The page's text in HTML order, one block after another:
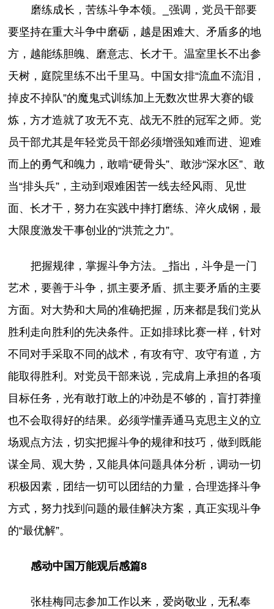
磨练成长，苦练斗争本领。_强调，党员干部要
要坚持在重大斗争中磨砺，越是困难大、矛盾多的地
方，越能练胆魄、磨意志、长才干。温室里长不出参
天树，庭院里练不出千里马。中国女排“流血不流泪，
掉皮不掉队”的魔鬼式训练加上无数次世界大赛的锻
炼，方才造就了攻无不克、战无不胜的冠军之师。党
员干部尤其是年轻党员干部必须增强知难而进、迎难
而上的勇气和魄力，敢啃“硬骨头”、敢涉“深水区”、敢
当“排头兵”，主动到艰难困苦一线去经风雨、见世
面、长才干，努力在实践中摔打磨练、淬火成钢，最
大限度激发干事创业的“洪荒之力”。
把握规律，掌握斗争方法。_指出，斗争是一门
艺术，要善于斗争，抓主要矛盾、抓主要矛盾的主要
方面。对大势和大局的准确把握，历来都是我们党从
胜利走向胜利的先决条件。正如排球比赛一样，针对
不同对手采取不同的战术，有攻有守、攻守有道，方
能取得胜利。对党员干部来说，完成肩上承担的各项
目标任务，光有敢打敢上的冲劲是不够的，盲打莽撞
也不会取得好的结果。必须学懂弄通马克思主义的立
场观点方法，切实把握斗争的规律和技巧，做到既能
谋全局、观大势，又能具体问题具体分析，调动一切
积极因素，团结一切可以团结的力量，合理选择斗争
方式，努力找到问题的最佳解决方案，真正实现斗争
的“最优解”。
感动中国万能观后感篇8
张桂梅同志参加工作以来，爱岗敬业，无私奉